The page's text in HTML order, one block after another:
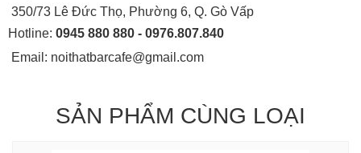
350/73 Lê Đức Thọ, Phường 6, Q. Gò Vấp
Hotline: 0945 880 880 - 0976.807.840
Email: noithatbarcafe@gmail.com
SẢN PHẨM CÙNG LOẠI